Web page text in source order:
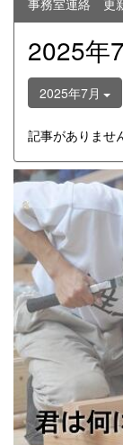
事務室連絡 更
2025年
2025年7月
記事がありませ